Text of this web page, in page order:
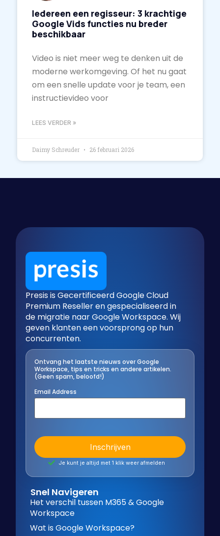
Iedereen een regisseur: 3 krachtige
Google Vids functies nu breder
beschikbaar
Video is niet meer weg te denken uit de
moderne werkomgeving. Of het nu gaat
om een snelle update voor je team, een
instructievideo voor
LEES VERDER »
Daimy Schreuder 26 februari 2026
Presis is Gecertificeerd Google Cloud
Premium Reseller en gespecialiseerd in
de migratie naar Google Workspace. Wij
geven klanten een voorsprong op hun
concurrenten.
Ontvang het laatste nieuws over Google
Workspace, tips en tricks en andere artikelen.
(Geen spam, beloofd!)
Email Address
Je kunt je altijd met 1 klik weer afmelden
Snel Navigeren
Het verschil tussen M365 & Google
Workspace
Wat is Google Workspace?